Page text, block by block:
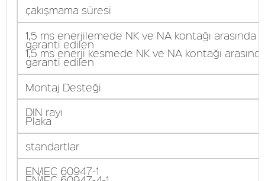
çakışmama süresi
1,5 ms enerjilemede NK ve NA kontağı arasında
garanti edilen
1,5 ms enerji kesmede NK ve NA kontağı
garanti edilen
Montaj Desteği
DIN rayı
Plaka
standartlar
EN/IEC 60947-1